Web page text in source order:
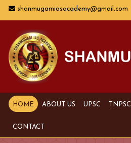
shanmugamiasacademy@gmail.com
HOME ABOUT US UPSC TNPSC
CONTACT